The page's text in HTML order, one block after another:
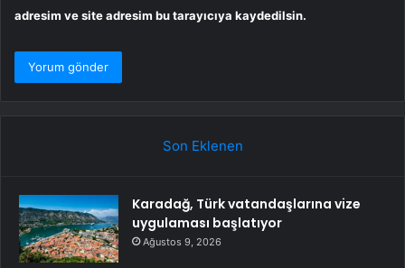
adresim ve site adresim bu tarayıcıya kaydedilsin.
Son Eklenen
Karadağ, Türk vatandaşlarına vize
uygulaması başlatıyor
Ağustos 9, 2026